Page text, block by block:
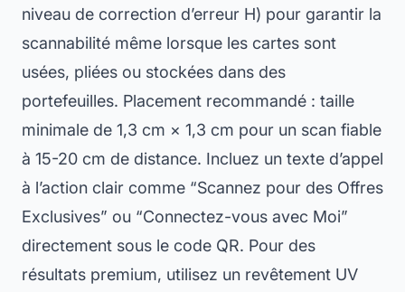
niveau de correction d’erreur H) pour garantir la
scannabilité même lorsque les cartes sont
usées, pliées ou stockées dans des
portefeuilles. Placement recommandé : taille
minimale de 1,3 cm × 1,3 cm pour un scan fiable
à 15-20 cm de distance. Incluez un texte d’appel
à l’action clair comme “Scannez pour des Offres
Exclusives” ou “Connectez-vous avec Moi”
directement sous le code QR. Pour des
résultats premium, utilisez un revêtement UV